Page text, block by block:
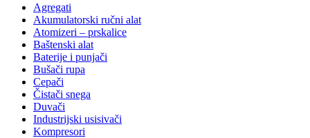
Agregati
Akumulatorski ručni alat
Atomizeri – prskalice
Baštenski alat
Baterije i punjači
Bušači rupa
Cepači
Čistači snega
Duvači
Industrijski usisivači
Kompresori